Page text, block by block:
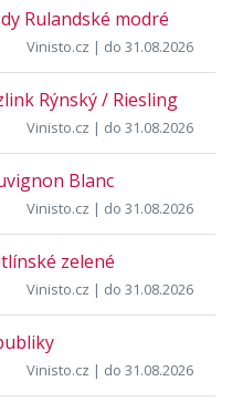
Rulandské modré
Vinisto.cz | do 31.08.2026
Rýnský / Riesling
Vinisto.cz | do 31.08.2026
Blanc
Vinisto.cz | do 31.08.2026
zelené
Vinisto.cz | do 31.08.2026
Vinisto.cz | do 31.08.2026